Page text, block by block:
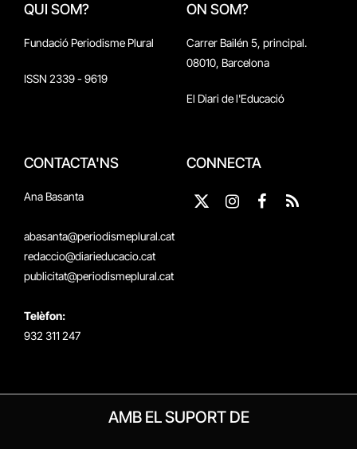
QUI SOM?
Fundació Periodisme Plural
ISSN 2339 - 9619
ON SOM?
Carrer Bailén 5, principal.
08010, Barcelona
El Diari de l'Educació
CONTACTA'NS
Ana Basanta
abasanta@periodismeplural.cat
redaccio@diarieducacio.cat
publicitat@periodismeplural.cat
Telèfon:
932 311 247
CONNECTA
X
Instagram
Facebook
RSS
AMB EL SUPORT DE